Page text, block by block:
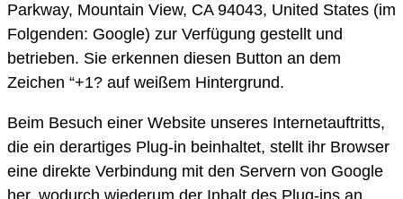
Parkway, Mountain View, CA 94043, United States (im
Folgenden: Google) zur Verfügung gestellt und
betrieben. Sie erkennen diesen Button an dem
Zeichen “+1? auf weißem Hintergrund.
Beim Besuch einer Website unseres Internetauftritts,
die ein derartiges Plug-in beinhaltet, stellt ihr Browser
eine direkte Verbindung mit den Servern von Google